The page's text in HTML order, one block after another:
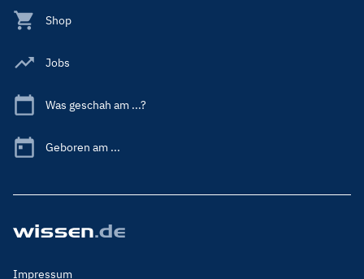
Shop
Jobs
Was geschah am ...?
Geboren am ...
Footer
Impressum